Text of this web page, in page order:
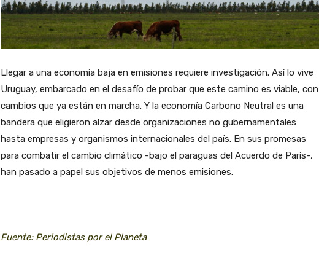
Llegar a una economía baja en emisiones requiere investigación. Así lo vive
Uruguay, embarcado en el desafío de probar que este camino es viable, con
cambios que ya están en marcha. Y la economía Carbono Neutral es una
bandera que eligieron alzar desde organizaciones no gubernamentales
hasta empresas y organismos internacionales del país. En sus promesas
para combatir el cambio climático -bajo el paraguas del Acuerdo de París-,
han pasado a papel sus objetivos de menos emisiones.
Fuente: Periodistas por el Planeta